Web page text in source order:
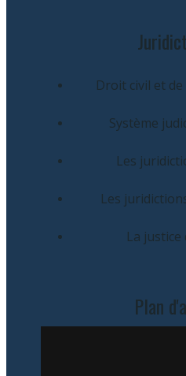
Plan
Droit civil et
Système
Les
Les
La